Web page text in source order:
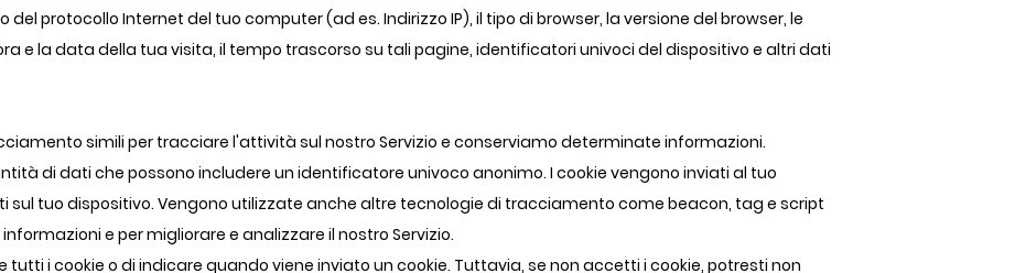
protocollo Internet del tuo computer (ad es. Indirizzo IP), il tipo di browser, la versione del browser, le
e la data della tua visita, il tempo trascorso su tali pagine, identificatori univoci del dispositivo e altri dati
simili per tracciare l'attività sul nostro Servizio e conserviamo determinate informazioni.
di dati che possono includere un identificatore univoco anonimo. I cookie vengono inviati al tuo
sul tuo dispositivo. Vengono utilizzate anche altre tecnologie di tracciamento come beacon, tag e script
e per migliorare e analizzare il nostro Servizio.
tutti i cookie o di indicare quando viene inviato un cookie. Tuttavia, se non accetti i cookie, potresti non